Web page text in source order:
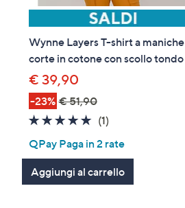
Wynne Layers T-shirt a maniche
corte in cotone con scollo tondo
€ 39,90
-23% € 51,90
5.0
Stars
(1)1
QPay Paga in 2 rate
Aggiungi al carrello